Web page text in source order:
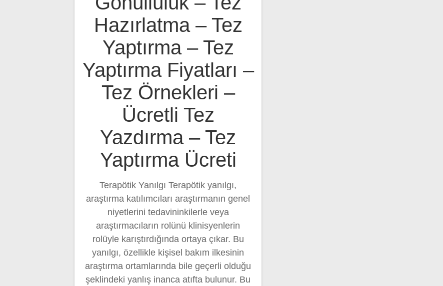
Hazırlatma – Tez
Yaptırma – Tez
Yaptırma Fiyatları –
Tez Örnekleri –
Ücretli Tez
Yazdırma – Tez
Yaptırma Ücreti
Terapötik Yanılgı Terapötik yanılgı,
araştırma katılımcıları araştırmanın genel
niyetlerini tedavininkilerle veya
araştırmacıların rolünü klinisyenlerin
rolüyle karıştırdığında ortaya çıkar. Bu
yanılgı, özellikle kişisel bakım ilkesinin
araştırma ortamlarında bile geçerli olduğu
şeklindeki yanlış inanca atıfta bulunur. Bu